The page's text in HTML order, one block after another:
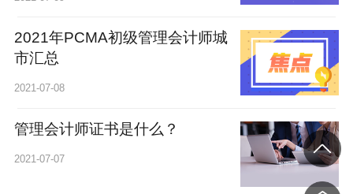
2021年PCMA初级管理会计师城
市汇总
2021-07-08
管理会计师证书是什么？
2021-07-07